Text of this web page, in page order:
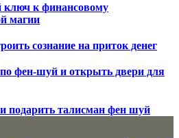
ключ к финансовому
магии
сознание на приток денег
фен-шуй и открыть двери для
подарить талисман фен шуй